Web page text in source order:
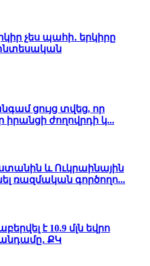
չես պահի․ երկիրը
ցույց տվեց, որ
իրանցի ժողովրդի կ...
և Ուկրաինային
ռազմական գործողո...
է 10.9 մլն եվրո
ՔԿ